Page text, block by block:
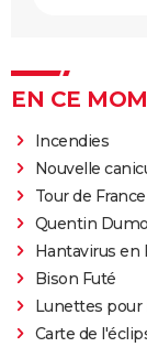
EN CE
Incendies
Nouvelle
Tour de
Quentin
Hantavirus en
Bison Futé
Lunettes pour
Carte de